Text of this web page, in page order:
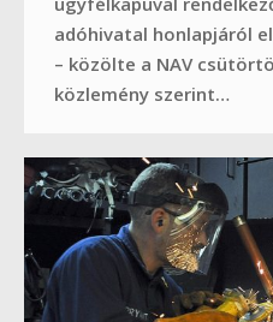
adóhivatal honlapjáról
– közölte a NAV
közlemény szerint…